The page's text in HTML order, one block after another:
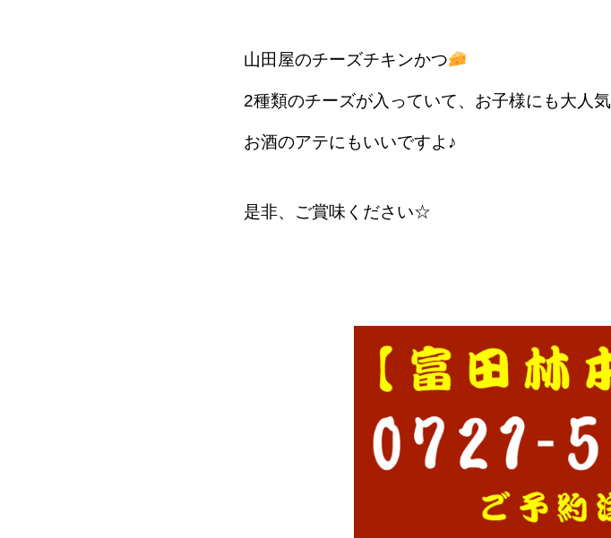
山田屋のチーズチキンかつ
2種類のチーズが入っていて、お子様にも大人気
お酒のアテにもいいですよ♪
是非、ご賞味ください☆